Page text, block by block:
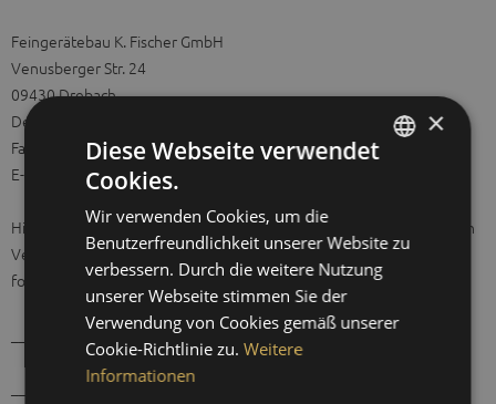
Feingerätebau K. Fischer GmbH
Venusberger Str. 24
09430 Drebach
Deutschland
Fax: +49 (0) 37341 / 487-30
E-Mail: info@fischer-barometer.de
Hiermit widerrufe(n) ich/wir (*) den von mir/uns (*) abgeschlossenen
Vertrag über den Kauf der folgenden Waren (*)/die Erbringung der
folgenden Dienstleistung (*)
_______________________________________________________
_______________________________________________________
×
Diese Webseite verwendet
Cookies.
Wir verwenden Cookies, um die
Benutzerfreundlichkeit unserer Website zu
verbessern. Durch die weitere Nutzung
unserer Webseite stimmen Sie der
Verwendung von Cookies gemäß unserer
Cookie-Richtlinie zu. Weitere
Informationen